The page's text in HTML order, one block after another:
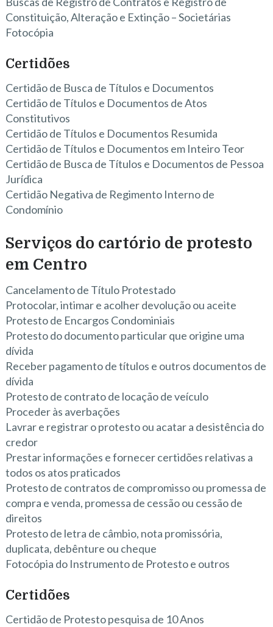
Constituição, Alteração e Extinção – Societárias
Fotocópia
Certidões
Certidão de Busca de Títulos e Documentos
Certidão de Títulos e Documentos de Atos
Constitutivos
Certidão de Títulos e Documentos Resumida
Certidão de Títulos e Documentos em Inteiro Teor
Certidão de Busca de Títulos e Documentos de Pessoa
Jurídica
Certidão Negativa de Regimento Interno de
Condomínio
Serviços do cartório de protesto
em Centro
Cancelamento de Título Protestado
Protocolar, intimar e acolher devolução ou aceite
Protesto de Encargos Condominiais
Protesto do documento particular que origine uma
dívida
Receber pagamento de títulos e outros documentos de
dívida
Protesto de contrato de locação de veículo
Proceder às averbações
Lavrar e registrar o protesto ou acatar a desistência do
credor
Prestar informações e fornecer certidões relativas a
todos os atos praticados
Protesto de contratos de compromisso ou promessa de
compra e venda, promessa de cessão ou cessão de
direitos
Protesto de letra de câmbio, nota promissória,
duplicata, debênture ou cheque
Fotocópia do Instrumento de Protesto e outros
Certidões
Certidão de Protesto pesquisa de 10 Anos